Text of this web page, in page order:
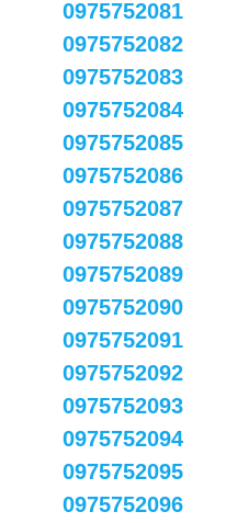
0975752081
0975752082
0975752083
0975752084
0975752085
0975752086
0975752087
0975752088
0975752089
0975752090
0975752091
0975752092
0975752093
0975752094
0975752095
0975752096